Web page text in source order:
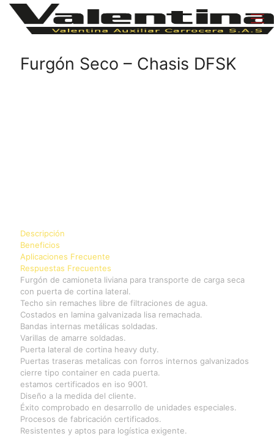
Furgón Seco – Chasis DFSK
Descripción
Beneficios
Aplicaciones Frecuente
Respuestas Frecuentes
Furgón de camioneta liviana para transporte de carga seca
con puerta de cortina lateral.
Techo sin remaches libre de filtraciones de agua.
Costados en lamina galvanizada lisa remachada.
Bandas internas metálicas soldadas.
Varillas de amarre soldadas.
Puerta lateral de cortina heavy duty.
Puertas traseras metalicas con forros internos galvanizados
cierre tipo container en cada puerta.
estamos certificados en iso 9001.
Diseño a la medida del cliente.
Éxito comprobado en desarrollo de unidades especiales.
Procesos de fabricación certificados.
Resistentes y aptos para logística exigente.